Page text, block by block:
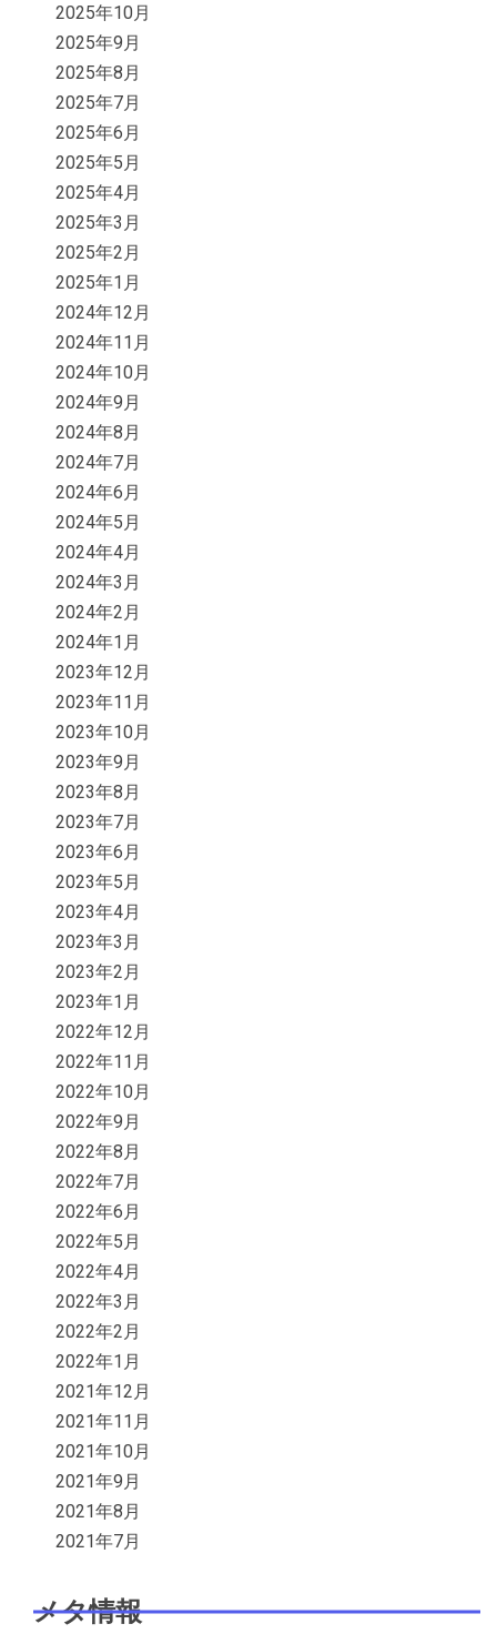
2025年10月
2025年9月
2025年8月
2025年7月
2025年6月
2025年5月
2025年4月
2025年3月
2025年2月
2025年1月
2024年12月
2024年11月
2024年10月
2024年9月
2024年8月
2024年7月
2024年6月
2024年5月
2024年4月
2024年3月
2024年2月
2024年1月
2023年12月
2023年11月
2023年10月
2023年9月
2023年8月
2023年7月
2023年6月
2023年5月
2023年4月
2023年3月
2023年2月
2023年1月
2022年12月
2022年11月
2022年10月
2022年9月
2022年8月
2022年7月
2022年6月
2022年5月
2022年4月
2022年3月
2022年2月
2022年1月
2021年12月
2021年11月
2021年10月
2021年9月
2021年8月
2021年7月
メタ情報